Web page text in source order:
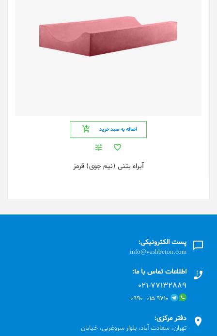
اضافه به سبد خرید
آبراه بتنی (نیم جوی) قرمز
پست الکترونیکی:
info@vashbeton.com
اطلاعات تماس با ما:
۰۲۱-۷۷۱٣۲۸۸۹
۹۷۱۰ ۰۱۵ ۰۹۹۰
دفتر مرکزی:
تهران، سعادت آباد، بلوار سروغربی، خیابان